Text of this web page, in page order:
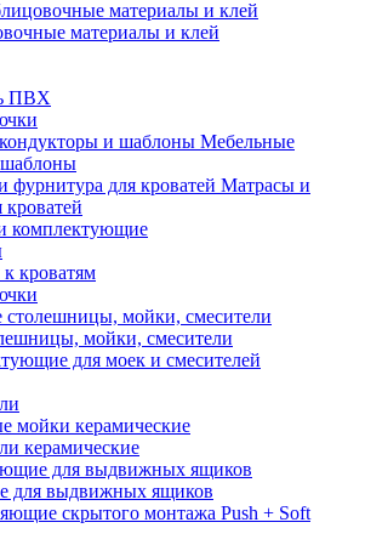
материалы и клей
ПВХ
Мебельные
Матрасы и
комплектующие
кроватям
мойки, смесители
для моек и смесителей
мойки керамические
керамические
для выдвижных ящиков
скрытого монтажа Push + Soft